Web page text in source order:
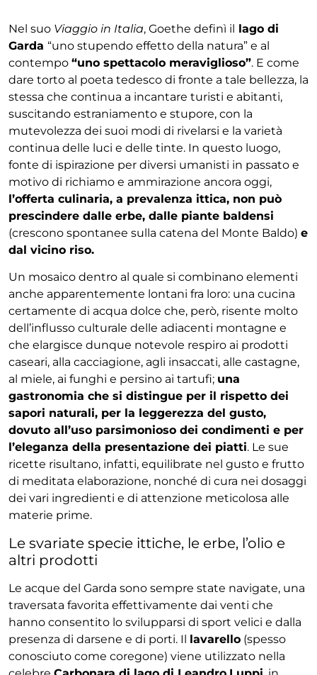
Nel suo Viaggio in Italia, Goethe definì il lago di
Garda “uno stupendo effetto della natura” e al
contempo “uno spettacolo meraviglioso”. E come
dare torto al poeta tedesco di fronte a tale bellezza, la
stessa che continua a incantare turisti e abitanti,
suscitando estraniamento e stupore, con la
mutevolezza dei suoi modi di rivelarsi e la varietà
continua delle luci e delle tinte. In questo luogo,
fonte di ispirazione per diversi umanisti in passato e
motivo di richiamo e ammirazione ancora oggi,
l’offerta culinaria, a prevalenza ittica, non può
prescindere dalle erbe, dalle piante baldensi
(crescono spontanee sulla catena del Monte Baldo) e
dal vicino riso.
Un mosaico dentro al quale si combinano elementi
anche apparentemente lontani fra loro: una cucina
certamente di acqua dolce che, però, risente molto
dell’influsso culturale delle adiacenti montagne e
che elargisce dunque notevole respiro ai prodotti
caseari, alla cacciagione, agli insaccati, alle castagne,
al miele, ai funghi e persino ai tartufi; una
gastronomia che si distingue per il rispetto dei
sapori naturali, per la leggerezza del gusto,
dovuto all’uso parsimonioso dei condimenti e per
l’eleganza della presentazione dei piatti. Le sue
ricette risultano, infatti, equilibrate nel gusto e frutto
di meditata elaborazione, nonché di cura nei dosaggi
dei vari ingredienti e di attenzione meticolosa alle
materie prime.
Le svariate specie ittiche, le erbe, l’olio e
altri prodotti
Le acque del Garda sono sempre state navigate, una
traversata favorita effettivamente dai venti che
hanno consentito lo svilupparsi di sport velici e dalla
presenza di darsene e di porti. Il lavarello (spesso
conosciuto come coregone) viene utilizzato nella